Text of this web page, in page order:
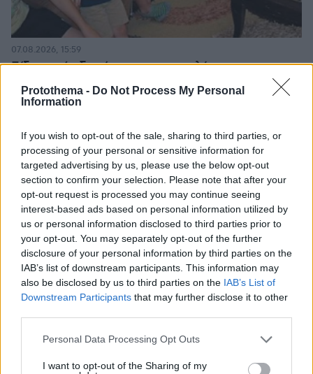
Protothema - Do Not Process My Personal
Information
If you wish to opt-out of the sale, sharing to third parties, or
processing of your personal or sensitive information for
targeted advertising by us, please use the below opt-out
section to confirm your selection. Please note that after your
opt-out request is processed you may continue seeing
interest-based ads based on personal information utilized by
us or personal information disclosed to third parties prior to
your opt-out. You may separately opt-out of the further
disclosure of your personal information by third parties on the
IAB’s list of downstream participants. This information may
also be disclosed by us to third parties on the IAB’s List of
Downstream Participants that may further disclose it to other
Please note that this website/app uses one or more Google
not limited to your visit or usage behaviour. You may click to
Personal Data Processing Opt Outs
I want to opt-out of the Sharing of my
Είδος υπό εξαφάνιση οι υπερπολύτεκνοι στην
Ελλάδα που γερνάει: Τα... δύο ταψιά μεσημεριανό,
τα επιδόματα, η καθημερινότητά τους
07.08.2026, 15:59
Νέες καταγγελίες στην Ελπίδα για τη
Δημοκρατία: Γρατσία, Γαλανός,
Καρυστιανού και αυλικοί το
μετέτρεψαν σε φοβικό αρχηγικό
κόμμα
07.08.2026, 19:33 42
Loaded
«Κάτι απέσπασε την προσοχή του
οδηγού»: Πραγματογνώμονας
επιχειρεί να ρίξει φως στα αίτια του
δυστυχήματος στις Σέρρες